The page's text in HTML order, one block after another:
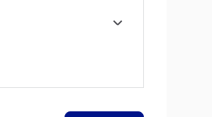
1%以内。环境影响评估
指的是一个扩大后